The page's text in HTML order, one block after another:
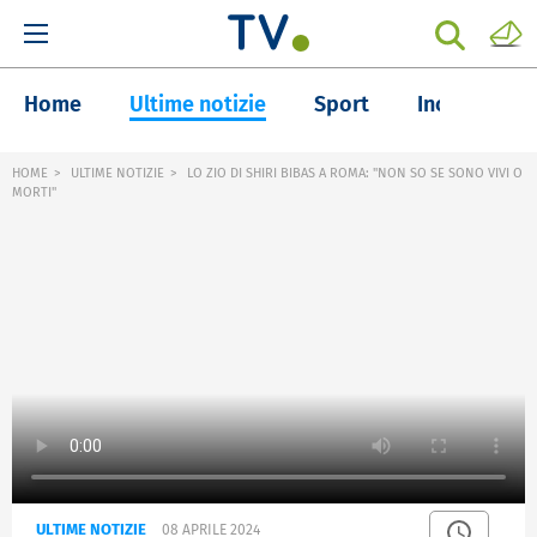
Home Ultime notizie Sport Inchieste
HOME ULTIME NOTIZIE
LO ZIO DI SHIRI BIBAS A ROMA: "NON SO SE SONO VIVI O
MORTI"
ULTIME NOTIZIE 08 APRILE 2024